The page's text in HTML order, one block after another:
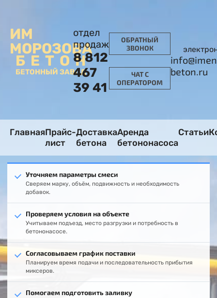
ИМ
МОРОЗОВА
БЕТОН
БЕТОННЫЙ ЗАВОД
отдел
продаж
8 812
467
39 41
ОБРАТНЫЙ
ЗВОНОК
ЧАТ С
ОПЕРАТОРОМ
beton.ru
ГлавнаяПрайс-
лист
Доставка
бетона
Аренда
бетононасоса
Статьи
Уточняем параметры смеси
Сверяем марку, объём, подвижность и необходимость
добавок.
Проверяем условия на объекте
Учитываем подъезд, место разгрузки и потребность в
бетононасосе.
Согласовываем график поставки
Планируем время подачи и последовательность прибытия
миксеров.
Помогаем подготовить заливку